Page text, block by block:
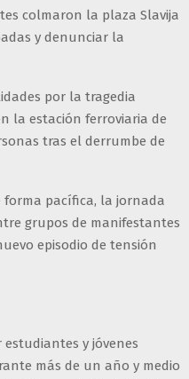
colmaron la plaza Slavija
y denunciar la
por la tragedia
la estación ferroviaria de
tras el derrumbe de
pacífica, la jornada
grupos de manifestantes
episodio de tensión
estudiantes y jóvenes
más de un año y medio